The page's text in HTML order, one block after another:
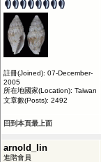
註冊(Joined): 07-December-
2005
所在地國家(Location): Taiwan
文章數(Posts): 2492
回到本頁最上面
arnold_lin
進階會員